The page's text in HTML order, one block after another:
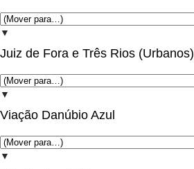
▼
Juiz de Fora e Três Rios (Urbanos)
▼
Viação Danúbio Azul
▼